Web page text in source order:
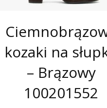
kozaki na
– Brązowy
100201552